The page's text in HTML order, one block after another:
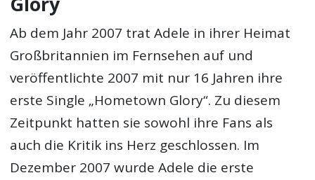
Ab dem Jahr 2007 trat Adele in ihrer Heimat
Großbritannien im Fernsehen auf und
veröffentlichte 2007 mit nur 16 Jahren ihre
erste Single „Hometown Glory“. Zu diesem
Zeitpunkt hatten sie sowohl ihre Fans als
auch die Kritik ins Herz geschlossen. Im
Dezember 2007 wurde Adele die erste